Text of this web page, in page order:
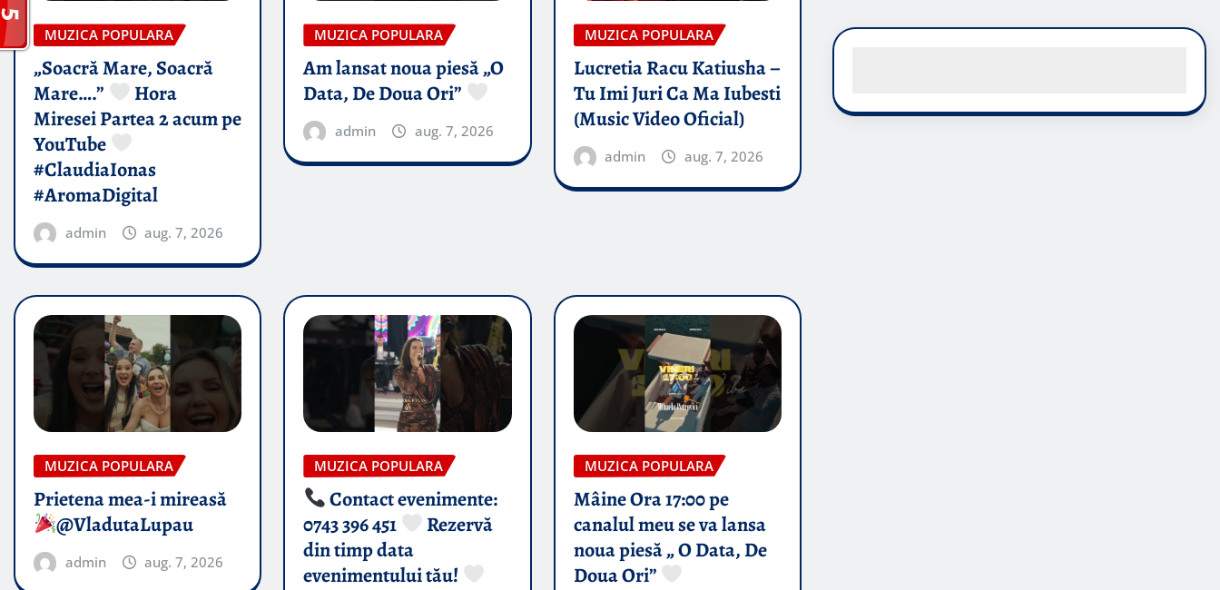
MUZICA POPULARA
„Soacră Mare, Soacră
Mare….”
Hora
Miresei Partea 2 acum pe
YouTube
#ClaudiaIonas
#AromaDigital
admin aug. 7, 2026
MUZICA POPULARA
Am lansat noua piesă „O
Data, De Doua Ori”
admin aug. 7, 2026
MUZICA POPULARA
Lucretia Racu Katiusha –
Tu Imi Juri Ca Ma Iubesti
(Music Video Oficial)
admin aug. 7, 2026
MUZICA POPULARA
Prietena mea-i mireasă​
@VladutaLupau
admin aug. 7, 2026
MUZICA POPULARA
Contact evenimente:
0743 396 451
Rezervă
din timp data
evenimentului tău!
MUZICA POPULARA
Mâine Ora 17:00 pe
canalul meu se va lansa
noua piesă „ O Data, De
Doua Ori”